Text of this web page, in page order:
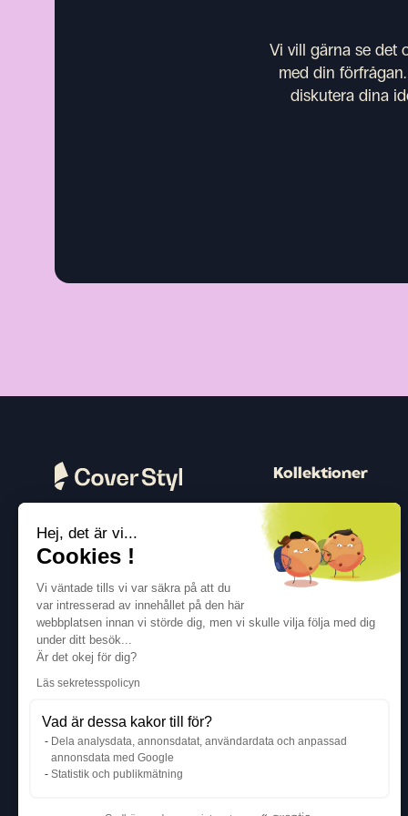
Vi vill gärna se det
med din
diskutera dina
Följ oss
Kollektioner
Trä
Peter
Färg
Metallisk
Hej, det är vi...
Cookies !
Vi väntade tills vi var säkra på att du
var intresserad av innehållet på den här
webbplatsen innan vi störde dig, men vi skulle vilja följa med dig
under ditt besök...
Är det okej för dig?
Läs sekretesspolicyn
Vad är dessa kakor till för?
Dela analysdata, annonsdatat, användardata och anpassad
annonsdata med Google
Statistik och publikmätning